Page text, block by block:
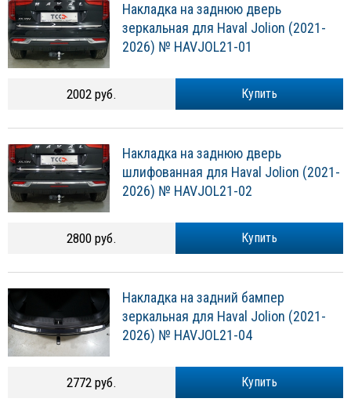
Накладка на заднюю дверь
зеркальная для Haval Jolion (2021-
2026) № HAVJOL21-01
Купить
2002 руб.
Накладка на заднюю дверь
шлифованная для Haval Jolion (2021-
2026) № HAVJOL21-02
Купить
2800 руб.
Накладка на задний бампер
зеркальная для Haval Jolion (2021-
2026) № HAVJOL21-04
Купить
2772 руб.